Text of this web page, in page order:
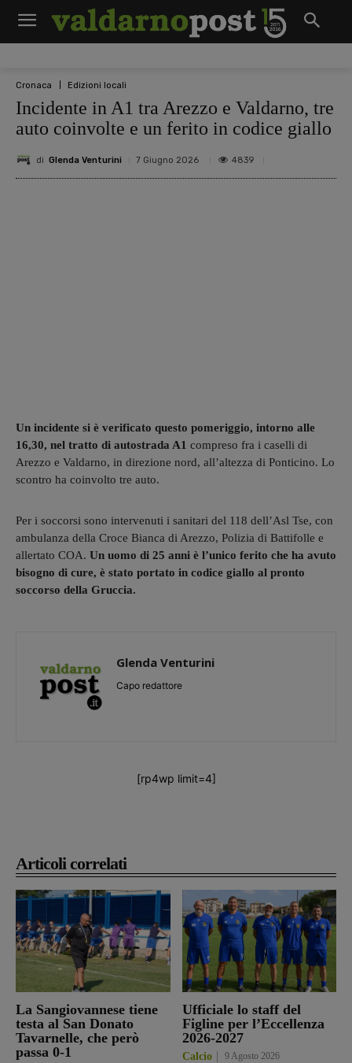
Cronaca Edizioni locali
Incidente in A1 tra Arezzo e Valdarno, tre
auto coinvolte e un ferito in codice giallo
di Glenda Venturini 7 Giugno 2026 4839
Articoli correlati
La Sangiovannese tiene
testa al San Donato
Tavarnelle, che però
passa 0-1
Ufficiale lo staff del
Figline per l’Eccellenza
2026-2027
Calcio 9 Agosto 2026
Un incidente si è verificato questo pomeriggio, intorno alle
16,30, nel tratto di autostrada A1 compreso fra i caselli di
Arezzo e Valdarno, in direzione nord, all’altezza di Ponticino. Lo
scontro ha coinvolto tre auto.
Per i soccorsi sono intervenuti i sanitari del 118 dell’Asl Tse, con
ambulanza della Croce Bianca di Arezzo, Polizia di Battifolle e
allertato COA. Un uomo di 25 anni è l’unico ferito che ha avuto
bisogno di cure, è stato portato in codice giallo al pronto
soccorso della Gruccia.
Glenda Venturini
Capo redattore
[rp4wp limit=4]